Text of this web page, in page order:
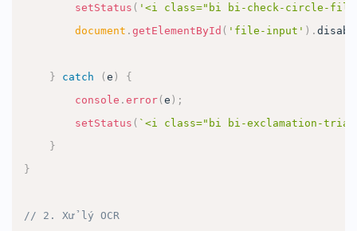
setStatus ( '<i class="bi bi-check-circle-fill
document . getElementById ( 'file-input' ) .
} catch ( e )
{
console . error( e ) ;
setStatus ( ` <i class="bi bi-exclamation-
}
}
// 2. Xử lý OCR